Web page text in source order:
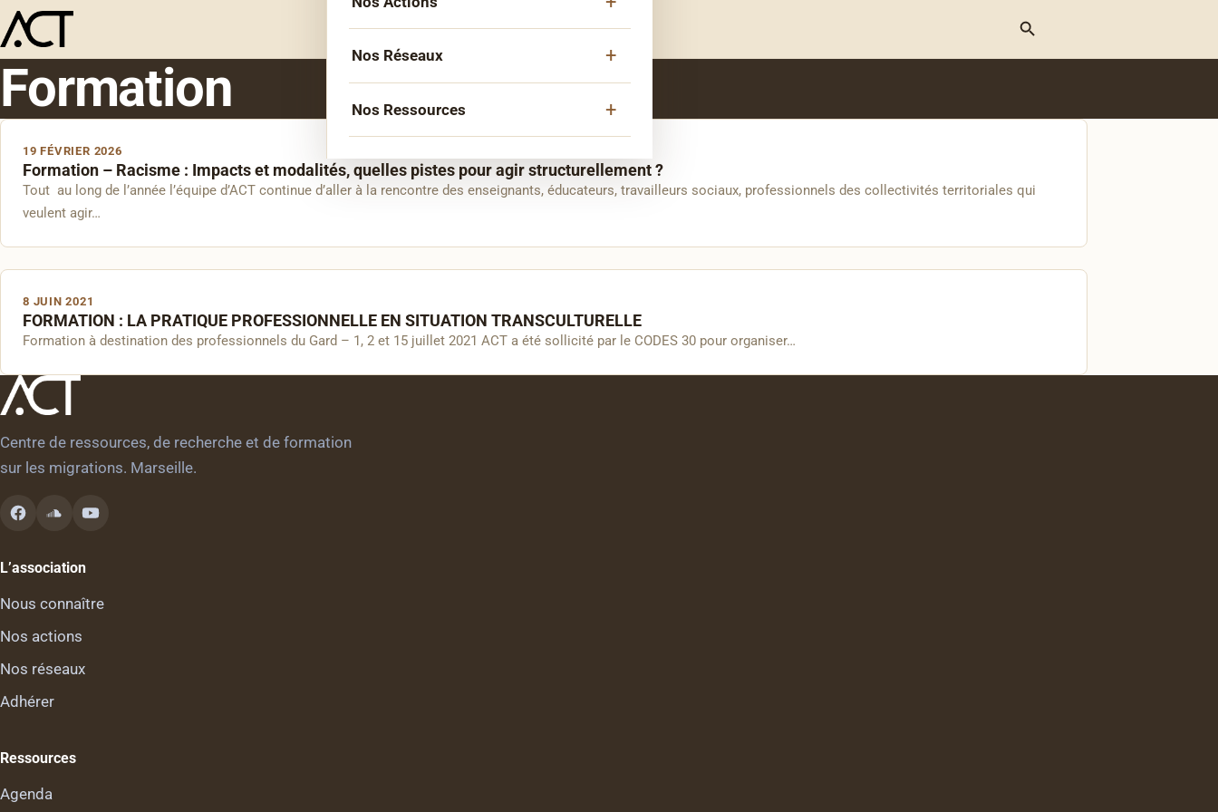
L’équipe
Ouvrir
le
sous-
Accompagnement
Séminaire
Formation
Ateliers
Cercle de paroles
Nos Réseaux
Ouvrir
le
sous-
menu
Sociétés Migrantes
Interéseaux Histoire-Mémoire
Erasmus +
Nos Ressources
Ouvrir
le
sous-
menu
Podcast « Pourquoi tu cries ? »
Les billets A.C.T.
Formation
19 FÉVRIER 2026
Formation – Racisme : Impacts et modalités, quelles pistes pour agir structurellement ?
Tout au long de l’année l’équipe d’ACT continue d’aller à la rencontre des enseignants, éducateurs, travailleurs sociaux, professionnels des collectivités territoriales qui
veulent agir…
8 JUIN 2021
FORMATION : LA PRATIQUE PROFESSIONNELLE EN SITUATION TRANSCULTURELLE
Formation à destination des professionnels du Gard – 1, 2 et 15 juillet 2021 ACT a été sollicité par le CODES 30 pour organiser…
Centre de ressources, de recherche et de formation
sur les migrations. Marseille.
L’association
Nous connaître
Nos actions
Nos réseaux
Adhérer
Ressources
Agenda